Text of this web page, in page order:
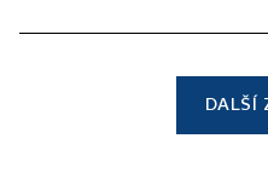
DALŠÍ